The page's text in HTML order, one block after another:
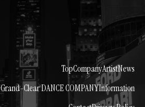
TopCompanyArtistNews
Grand-Clear DANCE COMPANYInformation